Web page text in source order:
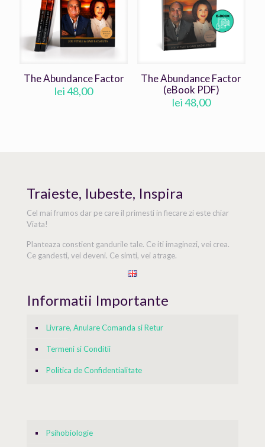
The Abundance Factor
lei48,00
The Abundance Factor
(eBook PDF)
lei48,00
Traieste, Iubeste, Inspira
Cel mai frumos dar pe care il primesti in fiecare zi este chiar
Viata!
Planteaza constient gandurile tale. Ce iti imaginezi, vei crea.
Ce gandesti, vei deveni. Ce simti, vei atrage.
Informatii Importante
Livrare, Anulare Comanda si Retur
Termeni si Conditii
Politica de Confidentialitate
Psihobiologie